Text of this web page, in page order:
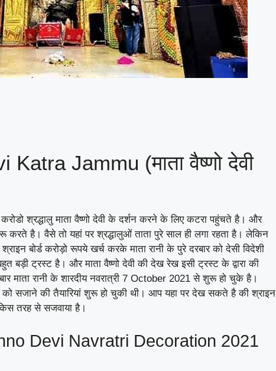
Jammu (माता वैष्णो देवी
श्रद्धालु माता वैष्णो देवी के दर्शन करने के लिए कटरा पहुंचते है। और
करते है। वैसे तो यहां पर श्रद्धालुओं ताता पुरे साल ही लगा रहता है। लेकिन
बोर्ड करोड़ो रूपये खर्च करके माता रानी के पुरे दरबार को देसी विदेशी
बड़ी ट्रस्ट है। और माता वैष्णो देवी की देख रेख इसी ट्रस्ट के द्वारा की
माता रानी के शारदीय नवरात्री 7 October 2021 से शुरू हो चुके है।
सजाने की तैयारियां शुरू हो चुकी थी। आप यहा पर देख सकते है की श्राइन
किस तरह से सजवाया है।
Devi Navratri Decoration 2021